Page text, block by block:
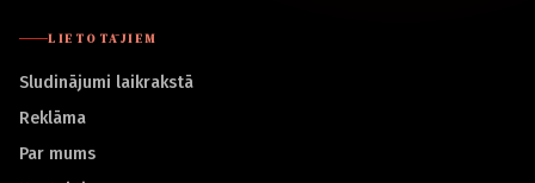
LIETOTĀJIEM
Sludinājumi laikrakstā
Reklāma
Par mums